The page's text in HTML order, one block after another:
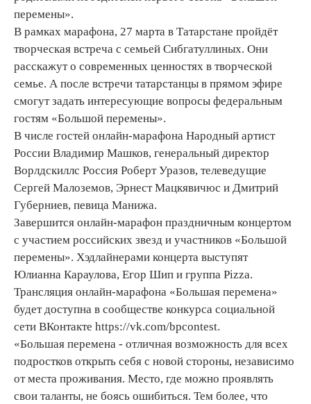
перемены».
В рамках марафона, 27 марта в Татарстане пройдёт
творческая встреча с семьей Сибгатуллиных. Они
расскажут о современных ценностях в творческой
семье. А после встречи татарстанцы в прямом эфире
смогут задать интересующие вопросы федеральным
гостям «Большой перемены».
В числе гостей онлайн-марафона Народный артист
России Владимир Машков, генеральный директор
Ворлдскиллс Россия Роберт Уразов, телеведущие
Сергей Малоземов, Эрнест Мацкявичюс и Дмитрий
Губерниев, певица Манижа.
Завершится онлайн-марафон праздничным концертом
с участием российских звезд и участников «Большой
перемены». Хэдлайнерами концерта выступят
Юлианна Караулова, Егор Шип и группа Pizza.
Трансляция онлайн-марафона «Большая перемена»
будет доступна в сообществе конкурса социальной
сети ВКонтакте https://vk.com/bpcontest.
«Большая перемена - отличная возможность для всех
подростков открыть себя с новой стороны, независимо
от места проживания. Место, где можно проявлять
свои таланты, не боясь ошибиться. Тем более, что